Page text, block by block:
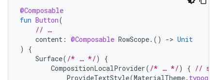
@Composable
fun Button(
// …
content : @Composable RowScope.() -> Unit
)
{
Surface( /* … */)
{
CompositionLocalProvider( /* … */) { // set
ProvideTextStyle(MaterialTheme.